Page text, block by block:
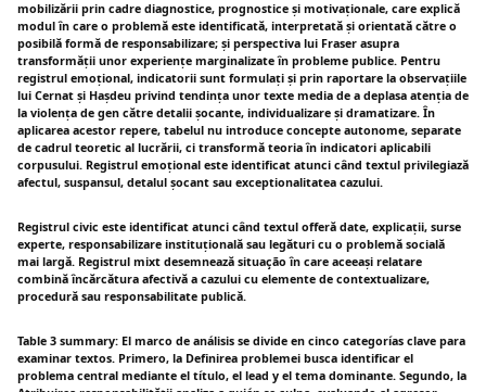
mobilizării prin cadre diagnostice, prognostice și motivaționale, care explică
modul în care o problemă este identificată, interpretată și orientată către o
posibilă formă de responsabilizare; și perspectiva lui Fraser asupra
transformății unor experiențe marginalizate în probleme publice. Pentru
registrul emoțional, indicatorii sunt formulați și prin raportare la observațiile
lui Cernat și Hașdeu privind tendința unor texte media de a deplasa atenția de
la violența de gen către detalii șocante, individualizare și dramatizare. În
aplicarea acestor repere, tabelul nu introduce concepte autonome, separate
de cadrul teoretic al lucrării, ci transformă teoria în indicatori aplicabili
corpusului. Registrul emoțional este identificat atunci când textul privilegiază
afectul, suspansul, detalul șocant sau exceptionalitatea cazului.
Registrul civic este identificat atunci când textul offeră date, explicații, surse
experte, responsabilizare instituțională sau legături cu o problemă socială
mai largă. Registrul mixt desemnează situação în care aceeași relatare
combină încărcătura afectivă a cazului cu elemente de contextualizare,
procedură sau responsabilitate publică.
Table 3 summary: El marco de análisis se divide en cinco categorías clave para
examinar textos. Primero, la Definirea problemei busca identificar el
problema central mediante el título, el lead y el tema dominante. Segundo, la